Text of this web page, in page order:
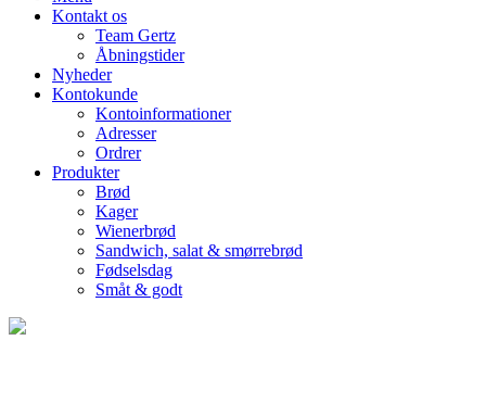
Kontakt os
Team Gertz
Åbningstider
Nyheder
Kontokunde
Kontoinformationer
Adresser
Ordrer
Produkter
Brød
Kager
Wienerbrød
Sandwich, salat & smørrebrød
Fødselsdag
Småt & godt